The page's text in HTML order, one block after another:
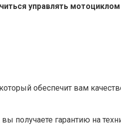
управлять
обеспечит вам
получаете гарантию на